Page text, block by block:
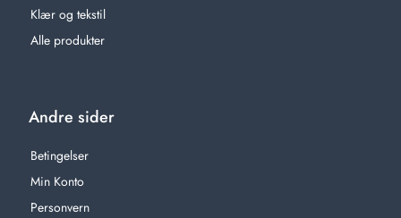
Klær og tekstil
Alle produkter
Andre sider
Betingelser
Min Konto
Personvern